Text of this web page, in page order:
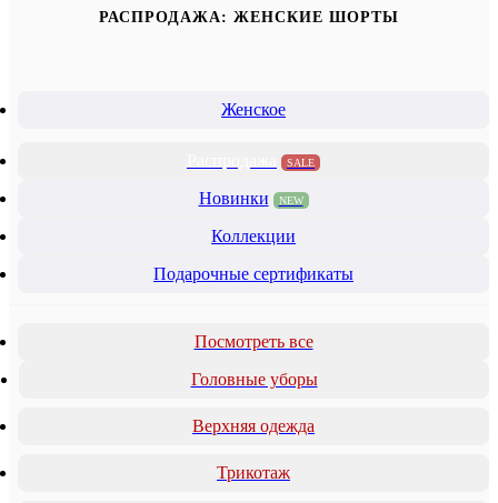
РАСПРОДАЖА: ЖЕНСКИЕ ШОРТЫ
Женское
SALE
Новинки NEW
Коллекции
Подарочные сертификаты
Посмотреть все
Головные уборы
Верхняя одежда
Трикотаж